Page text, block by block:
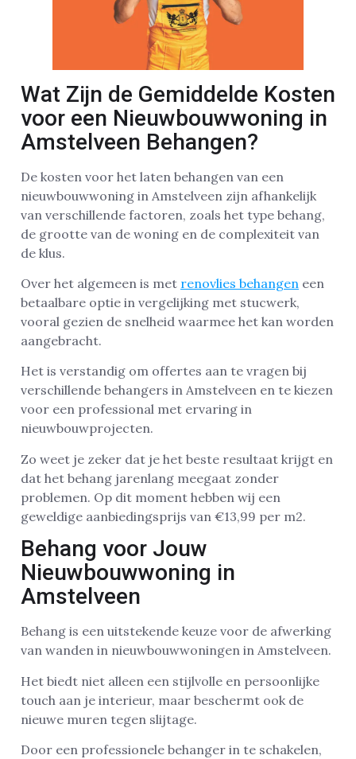
Wat Zijn de Gemiddelde Kosten
voor een Nieuwbouwwoning in
Amstelveen Behangen?
De kosten voor het laten behangen van een
nieuwbouwwoning in Amstelveen zijn afhankelijk
van verschillende factoren, zoals het type behang,
de grootte van de woning en de complexiteit van
de klus.
Over het algemeen is met renovlies behangen een
betaalbare optie in vergelijking met stucwerk,
vooral gezien de snelheid waarmee het kan worden
aangebracht.
Het is verstandig om offertes aan te vragen bij
verschillende behangers in Amstelveen en te kiezen
voor een professional met ervaring in
nieuwbouwprojecten.
Zo weet je zeker dat je het beste resultaat krijgt en
dat het behang jarenlang meegaat zonder
problemen. Op dit moment hebben wij een
geweldige aanbiedingsprijs van €13,99 per m2.
Behang voor Jouw
Nieuwbouwwoning in
Amstelveen
Behang is een uitstekende keuze voor de afwerking
van wanden in nieuwbouwwoningen in Amstelveen.
Het biedt niet alleen een stijlvolle en persoonlijke
touch aan je interieur, maar beschermt ook de
nieuwe muren tegen slijtage.
Door een professionele behanger in te schakelen,